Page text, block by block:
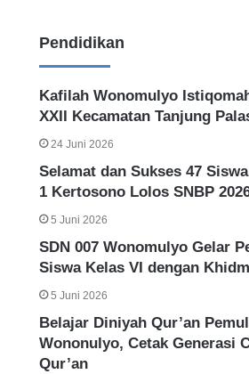
Pendidikan
Kafilah Wonomulyo
XXII Kecamatan Tanjung
24 Juni 2026
Selamat dan Sukses 47
1 Kertosono Lolos SNBP
5 Juni 2026
SDN 007 Wonomulyo Gelar
Siswa Kelas VI dengan
5 Juni 2026
Belajar Diniyah Qur’an
Wononulyo, Cetak Generasi
Qur’an